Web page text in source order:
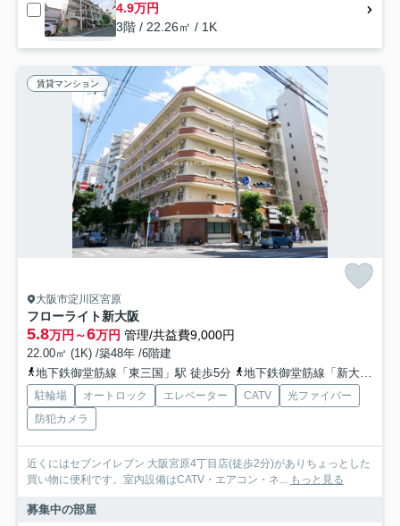
4.9万円
3階 / 22.26㎡ / 1K
賃貸マンション
大阪市淀川区宮原
フローライト新大阪
5.8万円～6万円 管理/共益費9,000円
22.00㎡ (1K) /築48年 /6階建
地下鉄御堂筋線「東三国」駅 徒歩5分
地下鉄御堂筋線「新大阪」駅 徒歩5分
駐輪場 オートロック エレベーター CATV
光ファイバー
防犯カメラ
近くにはセブンイレブン 大阪宮原4丁目店(徒歩2分)がありちょっとした
買い物に便利です。室内設備はCATV・エアコン・ネ... もっと見る
募集中の部屋